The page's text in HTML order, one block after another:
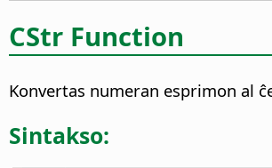
CStr Function
Konvertas numeran esprimon al
Sintakso: